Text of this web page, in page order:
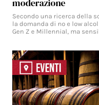
moderazione
Secondo una ricerca della
la domanda di no e low
Gen Z e Millennial, ma